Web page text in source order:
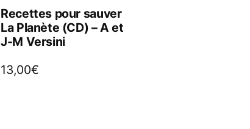
Recettes pour sauver
La Planète (CD) – A et
J-M Versini
13,00€